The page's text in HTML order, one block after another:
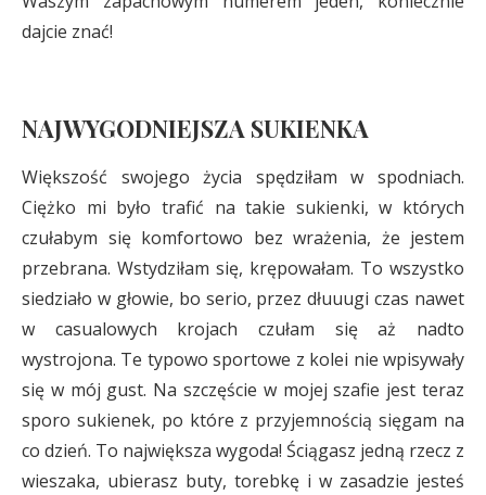
dajcie znać!
NAJWYGODNIEJSZA SUKIENKA
Większość swojego życia spędziłam w spodniach.
Ciężko mi było trafić na takie sukienki, w których
czułabym się komfortowo bez wrażenia, że jestem
przebrana. Wstydziłam się, krępowałam. To wszystko
siedziało w głowie, bo serio, przez dłuuugi czas nawet
w casualowych krojach czułam się aż nadto
wystrojona. Te typowo sportowe z kolei nie wpisywały
się w mój gust. Na szczęście w mojej szafie jest teraz
sporo sukienek, po które z przyjemnością sięgam na
co dzień. To największa wygoda! Ściągasz jedną rzecz z
wieszaka, ubierasz buty, torebkę i w zasadzie jesteś